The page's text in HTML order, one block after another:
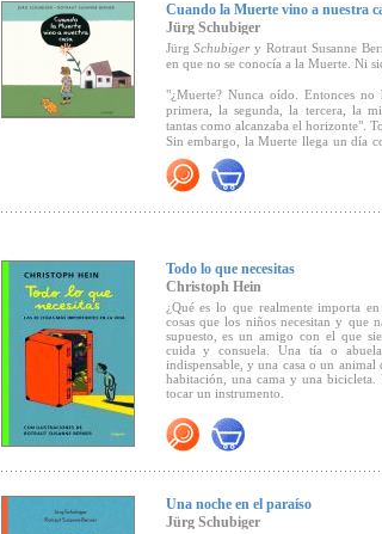
Seleccionado por la Fundación
con dos miradas" y destacado asimismo
Rotraut Susanne Berner construye
característico, ingenuo, expresionista
del texto que lo completa y lo
Cuando la Muerte vino a nuestra
Jürg Schubiger
JürgSchubigery Rotraut Susanne
en que no se conocía a la Muerte. Ni
"¿Muerte? Nunca oído. Entonces
primera, la segunda, la tercera, la
tantas como alcanzaba el horizonte".
Sin embargo, la Muerte llega un día
mejor dicho, tropieza entrando en
tienen que reírse. Tan torpe que, por
quema la casa. A la mañana
cómo con la muerte no solamente
y el consuelo.
"Este nuevo álbum de Jürg Schubiger
agridulce que tienen los buenos
contar algo importante; por otro, hay
una primera lectura... El niño que
mundo y de la sociedad que muchos
(Tagesanzeiger
"Berner pone más expresividad en
Jürg Schubiger es igualmente
(Frankfurter Allgemeine Zeitung
Todo lo que necesitas
Christoph Hein
¿Qué es lo que realmente importa
cosas que los niños necesitan y que
supuesto, es un amigo con el que
cuida y consuela. Una tía o
indispensable, y una casa o un animal
habitación, una cama y una
tocar un instrumento.
Hein sabe que los descubrimientos e
qué una buena historia, las lágrimas y
sea perfecta.
Una noche en el paraíso
Jürg Schubiger